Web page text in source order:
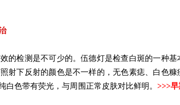
检测是不可少的。伍德灯是检查白斑的一种基
射下反射的颜色是不一样的，无色素痣、白色
白色带有荧光，与周围正常皮肤对比鲜明。 >>>早